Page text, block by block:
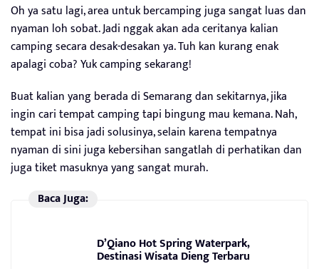
Oh ya satu lagi, area untuk bercamping juga sangat luas dan
nyaman loh sobat. Jadi nggak akan ada ceritanya kalian
camping secara desak-desakan ya. Tuh kan kurang enak
apalagi coba? Yuk camping sekarang!
Buat kalian yang berada di Semarang dan sekitarnya, jika
ingin cari tempat camping tapi bingung mau kemana. Nah,
tempat ini bisa jadi solusinya, selain karena tempatnya
nyaman di sini juga kebersihan sangatlah di perhatikan dan
juga tiket masuknya yang sangat murah.
Baca Juga:
D’Qiano Hot Spring Waterpark,
Destinasi Wisata Dieng Terbaru